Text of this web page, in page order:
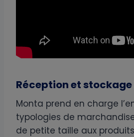
Réception et
Monta prend en charge
typologies de
de petite taille aux